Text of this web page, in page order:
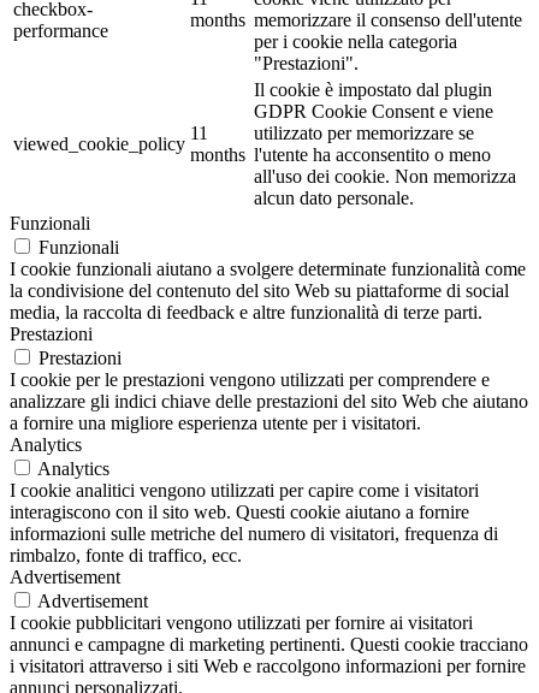
checkbox-
performance
months memorizzare il consenso dell'utente
per i cookie nella categoria
"Prestazioni".
viewed_cookie_policy
11
months
Il cookie è impostato dal plugin
GDPR Cookie Consent e viene
utilizzato per memorizzare se
l'utente ha acconsentito o meno
all'uso dei cookie. Non memorizza
alcun dato personale.
Funzionali
Funzionali
I cookie funzionali aiutano a svolgere determinate funzionalità come
la condivisione del contenuto del sito Web su piattaforme di social
media, la raccolta di feedback e altre funzionalità di terze parti.
Prestazioni
Prestazioni
I cookie per le prestazioni vengono utilizzati per comprendere e
analizzare gli indici chiave delle prestazioni del sito Web che aiutano
a fornire una migliore esperienza utente per i visitatori.
Analytics
Analytics
I cookie analitici vengono utilizzati per capire come i visitatori
interagiscono con il sito web. Questi cookie aiutano a fornire
informazioni sulle metriche del numero di visitatori, frequenza di
rimbalzo, fonte di traffico, ecc.
Advertisement
Advertisement
I cookie pubblicitari vengono utilizzati per fornire ai visitatori
annunci e campagne di marketing pertinenti. Questi cookie tracciano
i visitatori attraverso i siti Web e raccolgono informazioni per fornire
annunci personalizzati.